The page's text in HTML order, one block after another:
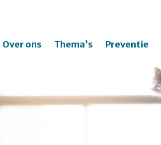
Over ons Thema’s Preventie